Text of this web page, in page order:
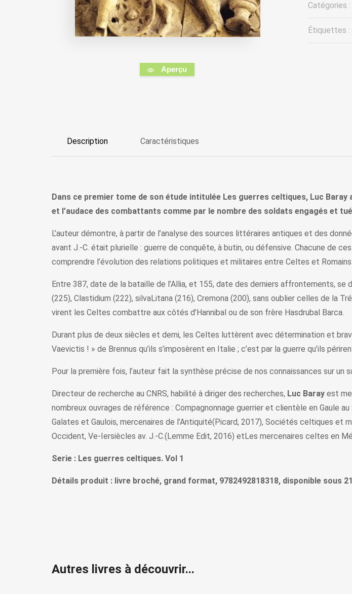
Aperçu
Catégories :
Étiquettes :
Description Caractéristiques
Dans ce premier tome de son étude intitulée Les guerres celtiques, Luc
et l’audace des combattants comme par le nombre des soldats engagés et
L’auteur démontre, à partir de l’analyse des sources littéraires antiques et des
avant J.-C. était plurielle : guerre de conquête, à butin, ou défensive. Chacune de
comprendre l’évolution des relations politiques et militaires entre Celtes et
Entre 387, date de la bataille de l’Allia, et 155, date des derniers affrontements,
(225), Clastidium (222), silvaLitana (216), Cremona (200), sans oublier celles de la
virent les Celtes combattre aux côtés d’Hannibal ou de son frère Hasdrubal Barca.
Durant plus de deux siècles et demi, les Celtes luttèrent avec détermination et
Vaevictis ! » de Brennus qu’ils s’imposèrent en Italie ; c’est par la guerre qu’ils
Pour la première fois, l’auteur fait la synthèse précise de nos connaissances sur un
Directeur de recherche au CNRS, habilité à diriger des recherches, Luc Baray est
nombreux ouvrages de référence : Compagnonnage guerrier et clientèle en Gaule
Galates et Gaulois, mercenaires de l’Antiquité(Picard, 2017), Sociétés celtiques et
Occident, Ve-Iersiècles av. J.-C.(Lemme Edit, 2016) etLes mercenaires celtes en
Serie : Les guerres celtiques. Vol 1
Détails produit : livre broché, grand format, 9782492818318, disponible sous
Autres livres à découvrir...